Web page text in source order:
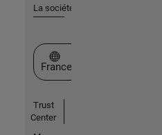
La société
Sélectionner un site web
France
Trust
Center